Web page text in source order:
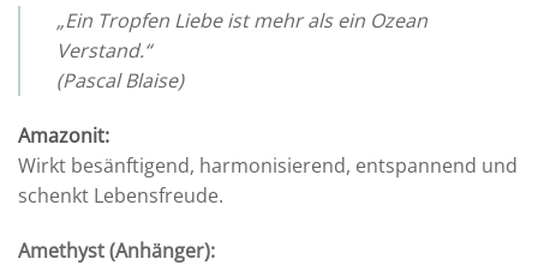
„Ein Tropfen Liebe ist mehr als ein Ozean
Verstand.“
(Pascal Blaise)
Amazonit:
Wirkt besänftigend, harmonisierend, entspannend und
schenkt Lebensfreude.
Amethyst (Anhänger):